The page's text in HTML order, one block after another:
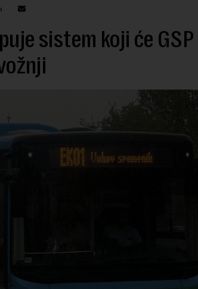
sistem koji će